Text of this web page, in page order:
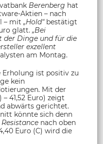
Berenberg hat
Aktien – nach
– mit „Hold“bestätigt
glatt. „Bei
der Dinge und für die
exzellent
am Montag.
Erholung ist positiv zu
kein
Mit der
– 41,52 Euro) zeigt
abwärts gerichtet.
könnte sich denn
Resistance nach oben
Euro (C) wird die